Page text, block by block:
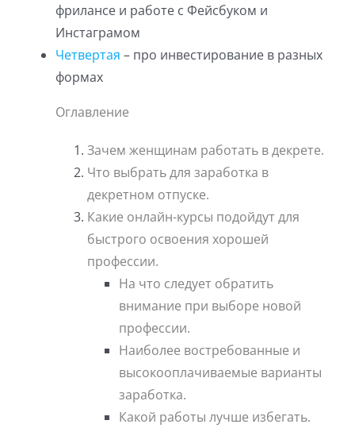
фрилансе и работе с Фейсбуком и
Инстаграмом
Четвертая – про инвестирование в разных
формах
Оглавление
Зачем женщинам работать в декрете.
Что выбрать для заработка в
декретном отпуске.
Какие онлайн-курсы подойдут для
быстрого освоения хорошей
профессии.
На что следует обратить
внимание при выборе новой
профессии.
Наиболее востребованные и
высокооплачиваемые варианты
заработка.
Какой работы лучше избегать.